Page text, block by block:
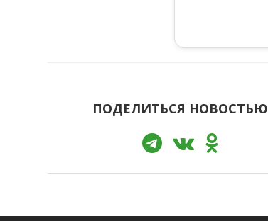
ПОДЕЛИТЬСЯ НОВОСТЬЮ